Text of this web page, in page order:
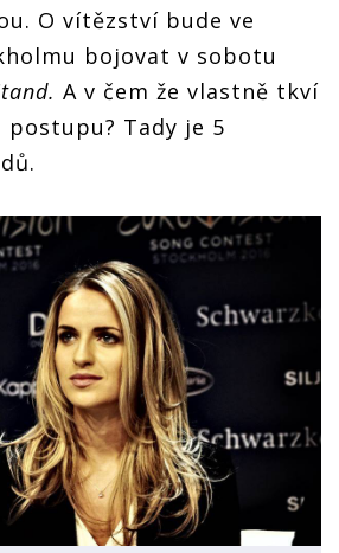
O vítězství bude ve
bojovat v sobotu
A v čem že vlastně tkví
Tady je 5